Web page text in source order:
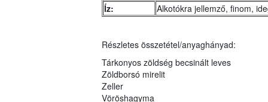
Íz:
Alkotókra jellemző, finom,
Részletes összetétel/anyaghányad:
Tárkonyos zöldség becsinált leves
Zöldborsó mirelit
Zeller
Vöröshagyma